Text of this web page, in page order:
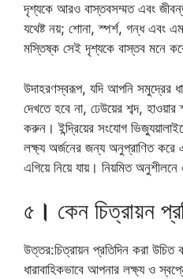
দৃশ্যকে আরও বাস্তবসম্মত এবং
যথেষ্ট নয়; শোনা, স্পর্শ, গন্ধ এবং
মস্তিষ্ক সেই দৃশ্যকে বাস্তব মনে
উদাহরণস্বরূপ, যদি আপনি সমুদ্রের
দেখতে হবে না, ঢেউয়ের শব্দ,
করুন। ইন্দ্রিয়ের সংযোগ
লক্ষ্য অর্জনের জন্য অনুপ্রাণিত করে
এগিয়ে নিয়ে যায়। নিয়মিত
৫ । কেন চিত্রায়ন
উত্তর:চিত্রায়ন প্রতিদিন করা উচিত
ধারাবাহিকভাবে আপনার লক্ষ্য ও